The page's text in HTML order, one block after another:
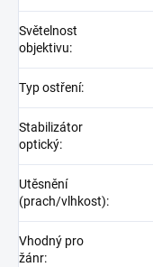
Světelnost
objektivu:
Typ ostření:
Stabilizátor
optický:
Utěsnění
(prach/vlhkost):
Vhodný pro
žánr: